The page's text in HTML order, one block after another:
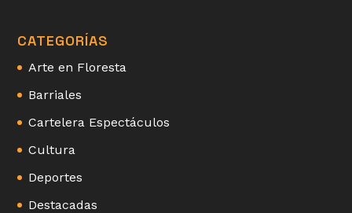
CATEGORÍAS
Arte en Floresta
Barriales
Cartelera Espectáculos
Cultura
Deportes
Destacadas